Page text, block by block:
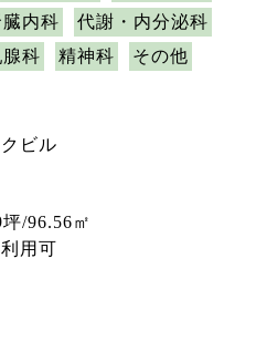
臓内科
代謝・内分泌科
科 精神科 その他
ビル
/96.56㎡
用可